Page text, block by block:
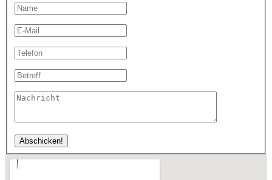
Abschicken!